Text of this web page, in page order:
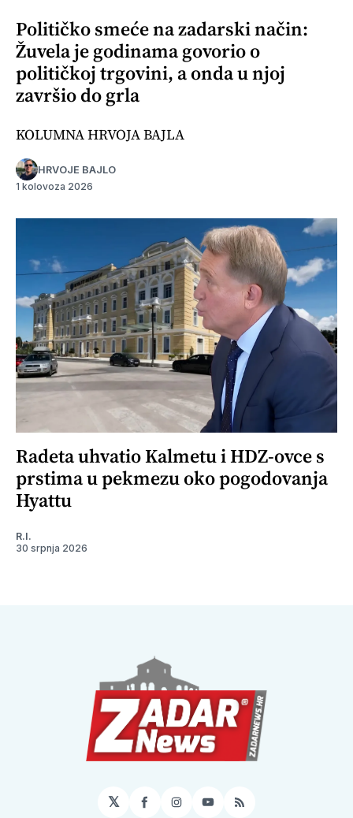
Političko smeće na zadarski način:
Žuvela je godinama govorio o
političkoj trgovini, a onda u njoj
završio do grla
KOLUMNA HRVOJA BAJLA
HRVOJE BAJLO
1 kolovoza 2026
Radeta uhvatio Kalmetu i HDZ-ovce s
prstima u pekmezu oko pogodovanja
Hyattu
R.I.
30 srpnja 2026
𝕏 Facebook
Instagram
YouTube
RSS